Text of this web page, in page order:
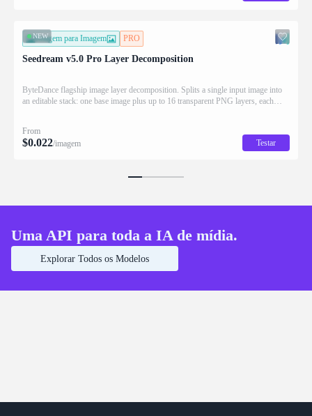
NEW
Imagem para Imagem PRO
Seedream v5.0 Pro Layer Decomposition
ByteDance flagship image layer decomposition. Splits a single input image into
an editable stack: one base image plus up to 16 transparent PNG layers, each
From
$0.022/imagem Testar
Uma API para toda a IA de mídia.
Explorar Todos os Modelos